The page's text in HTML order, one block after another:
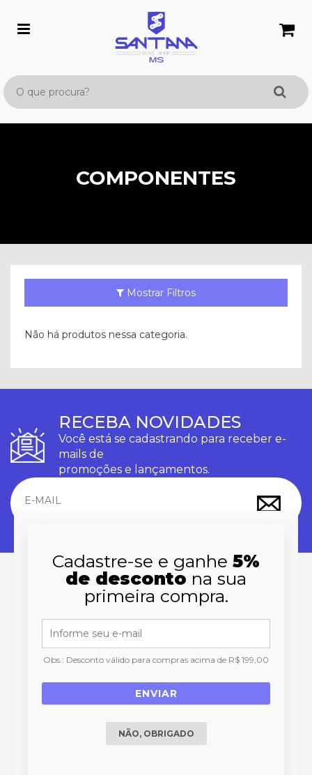
COMPONENTES
Mostrar Filtros
Não há produtos nessa categoria.
RECEBA NOVIDADES
Você está se cadastrando para receber e-
mails de
promoções e lançamentos.
INSTITUCIONAL
Quem Somos
Duvidas Frequentes
Status do Pedido
Cadastre-se e ganhe 5%
de desconto na sua
primeira compra.
Obs.: Desconto válido para compras acima de R$ 199,00
ENVIAR
NÃO, OBRIGADO